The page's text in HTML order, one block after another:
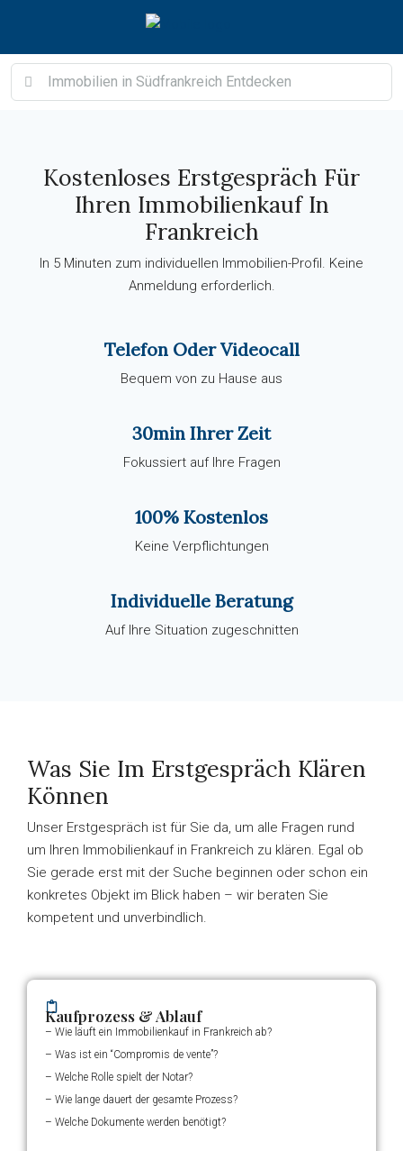
Kostenloses Erstgespräch Für
Ihren Immobilienkauf In
Frankreich
In 5 Minuten zum individuellen Immobilien-Profil. Keine
Anmeldung erforderlich.
Telefon Oder Videocall
Bequem von zu Hause aus
30min Ihrer Zeit
Fokussiert auf Ihre Fragen
100% Kostenlos
Keine Verpflichtungen
Individuelle Beratung
Auf Ihre Situation zugeschnitten
Was Sie Im Erstgespräch Klären
Können
Unser Erstgespräch ist für Sie da, um alle Fragen rund
um Ihren Immobilienkauf in Frankreich zu klären. Egal ob
Sie gerade erst mit der Suche beginnen oder schon ein
konkretes Objekt im Blick haben – wir beraten Sie
kompetent und unverbindlich.
Kaufprozess & Ablauf
– Wie läuft ein Immobilienkauf in Frankreich ab?
– Was ist ein “Compromis de vente”?
– Welche Rolle spielt der Notar?
– Wie lange dauert der gesamte Prozess?
– Welche Dokumente werden benötigt?